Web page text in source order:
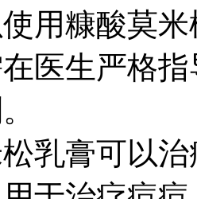
用糠酸莫
医生严格
乳膏可以